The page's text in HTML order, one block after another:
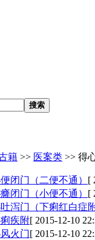
搜索
籍 >> 医案类 >> 得
闭门（二便不通） [
闭门（小便不通） [
泻门（下痢红白症附
疾附[ 2015-12-10
火门[ 2015-12-10